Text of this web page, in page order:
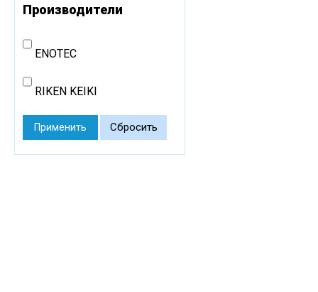
Производители
ENOTEC
RIKEN KEIKI
Применить Сбросить